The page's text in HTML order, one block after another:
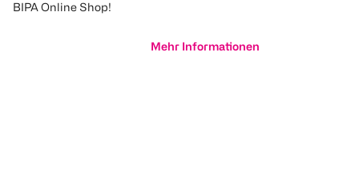
BIPA Online Shop!
Mehr Informationen